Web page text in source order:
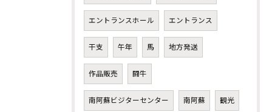
エントランスホール エントランス
干支 午年 馬 地方発送
作品販売 闘牛
南阿蘇ビジターセンター 南阿蘇 観光